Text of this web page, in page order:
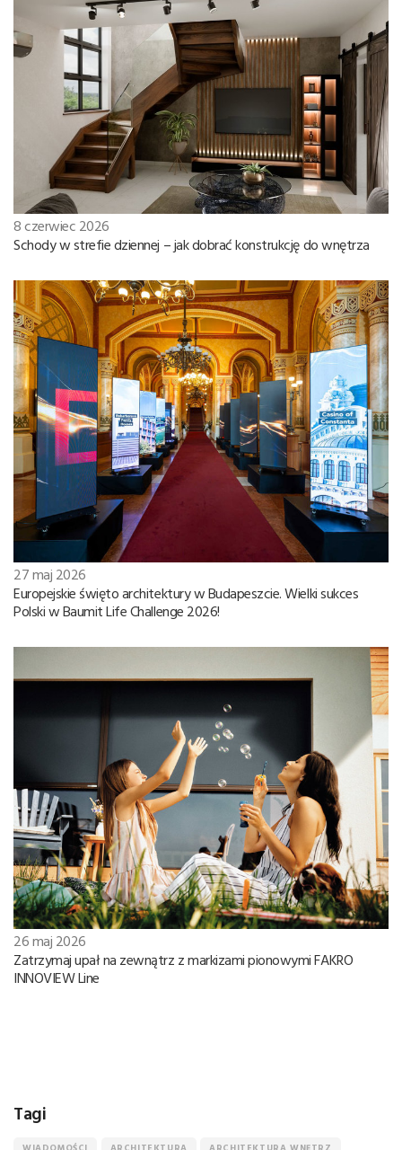
8 czerwiec 2026
Schody w strefie dziennej – jak dobrać konstrukcję do wnętrza
27 maj 2026
Europejskie święto architektury w Budapeszcie. Wielki sukces
Polski w Baumit Life Challenge 2026!
26 maj 2026
Zatrzymaj upał na zewnątrz z markizami pionowymi FAKRO
INNOVIEW Line
Tagi